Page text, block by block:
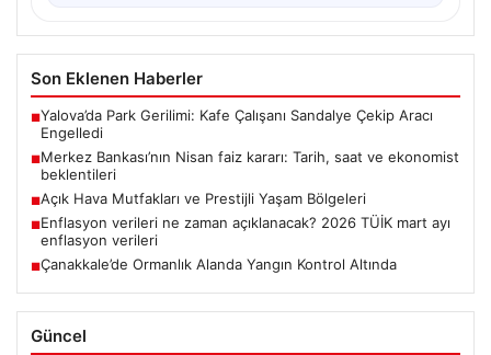
Son Eklenen Haberler
■Yalova’da Park Gerilimi: Kafe Çalışanı Sandalye Çekip Aracı
Engelledi
■Merkez Bankası’nın Nisan faiz kararı: Tarih, saat ve ekonomist
beklentileri
■Açık Hava Mutfakları ve Prestijli Yaşam Bölgeleri
■Enflasyon verileri ne zaman açıklanacak? 2026 TÜİK mart ayı
enflasyon verileri
■Çanakkale’de Ormanlık Alanda Yangın Kontrol Altında
Güncel